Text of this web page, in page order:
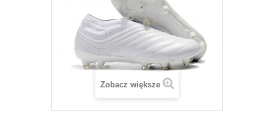
Zobacz większe